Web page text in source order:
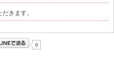
きます。
0